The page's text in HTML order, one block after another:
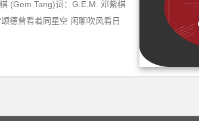
(Gem Tang)词：G.E.M. 邓紫棋
德曾看着同星空 闲聊吹风看日